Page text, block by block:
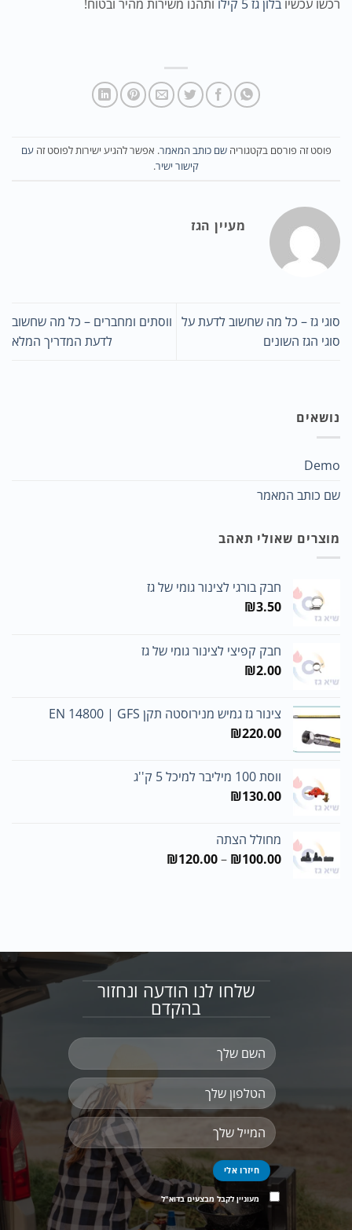
רכשו עכשיו בלון גז 5 קילו ותהנו משירות מהיר ובטוח!
פוסט זה פורסם בקטגוריהשם כותב המאמר. אפשר להגיע ישירות לפוסט זהעם
קישור ישיר.
מעיין הגז
סוגי גז – כל מה שחשוב לדעת על
סוגי הגז השונים
ווסתים ומחברים – כל מה שחשוב
לדעת המדריך המלא
נושאים
Demo
שם כותב המאמר
מוצרים שאולי תאהב
חבק בורגי לצינור גומי של גז
₪3.50
חבק קפיצי לצינור גומי של גז
₪2.00
צינור גז גמיש מנירוסטה תקן EN 14800 | GFS
₪220.00
ווסת 100 מיליבר למיכל 5 ק''ג
₪130.00
מחולל הצתה
₪100.00
–
₪120.00
שלחו לנו הודעה ונחזור
בהקדם
מעוניין לקבל מבצעים בדוא"ל